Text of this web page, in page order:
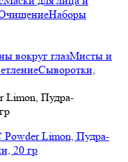
Наборы
вокруг глазМисты и
Сыворотки,
Limon, Пудра-